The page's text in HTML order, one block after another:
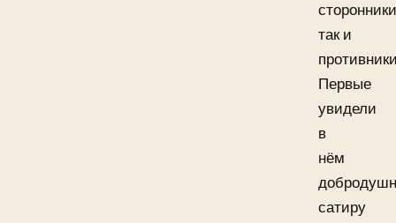
так и
Первые
увидели
в
нём
сатиру